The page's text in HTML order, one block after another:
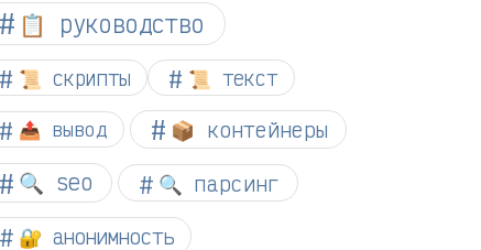
📋 руководство
📜 скрипты 📜 текст
📤 вывод 📦 контейнеры
🔍 seo 🔍 парсинг
🔐 анонимность